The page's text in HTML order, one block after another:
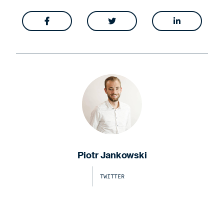
  
Piotr Jankowski
TWITTER